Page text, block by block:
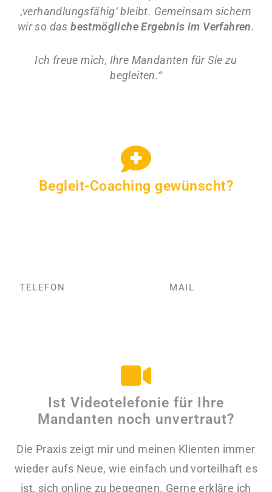
‚verhandlungsfähig‘ bleibt. Gemeinsam sichern
wir so dasbestmögliche Ergebnis im Verfahren.
Ich freue mich, Ihre Mandanten für Sie zu
begleiten.“
Begleit-Coaching gewünscht?
TELEFON MAIL
Ist Videotelefonie für Ihre
Mandanten noch unvertraut?
Die Praxis zeigt mir und meinen Klienten immer
wieder aufs Neue, wie einfach und vorteilhaft es
ist, sich online zu begegnen. Gerne erkläre ich